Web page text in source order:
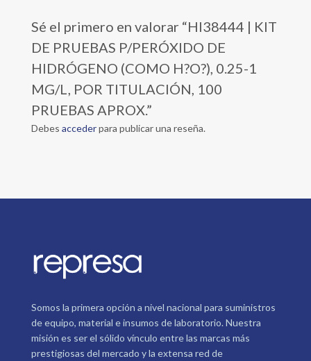
Sé el primero en valorar “HI38444 | KIT
DE PRUEBAS P/PERÓXIDO DE
HIDRÓGENO (COMO H?O?), 0.25-1
MG/L, POR TITULACIÓN, 100
PRUEBAS APROX.”
Debes accederpara publicar una reseña.
Somos la primera opción a nivel nacional para suministros
de equipo, material e insumos de laboratorio. Nuestra
misión es ser el sólido vínculo entre las marcas más
prestigiosas del mercado y la extensa red de